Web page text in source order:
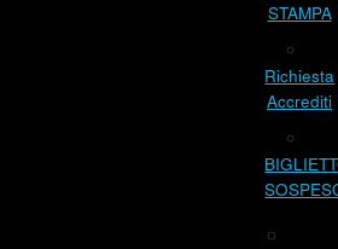
STAMPA
Richiesta
Accrediti